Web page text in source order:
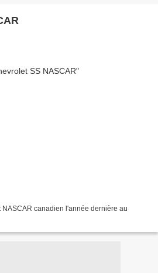
canadien l'année dernière au